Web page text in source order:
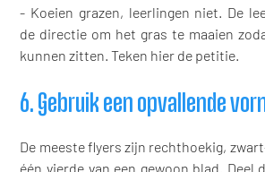
- Koeien grazen, leerlingen niet. De
de directie om het gras te maaien
kunnen zitten. Teken hier de petitie.
6. Gebruik een opvallende
De meeste flyers zijn rechthoekig,
één vierde van een gewoon blad. Deel